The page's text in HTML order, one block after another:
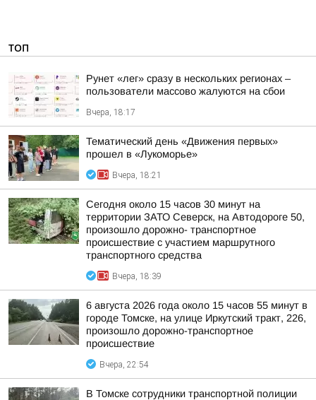
ТОП
Рунет «лег» сразу в нескольких регионах –
пользователи массово жалуются на сбои
Вчера, 18:17
Тематический день «Движения первых»
прошел в «Лукоморье»
Вчера, 18:21
Сегодня около 15 часов 30 минут на
территории ЗАТО Северск, на Автодороге 50,
произошло дорожно- транспортное
происшествие с участием маршрутного
транспортного средства
Вчера, 18:39
6 августа 2026 года около 15 часов 55 минут в
городе Томске, на улице Иркутский тракт, 226,
произошло дорожно-транспортное
происшествие
Вчера, 22:54
В Томске сотрудники транспортной полиции